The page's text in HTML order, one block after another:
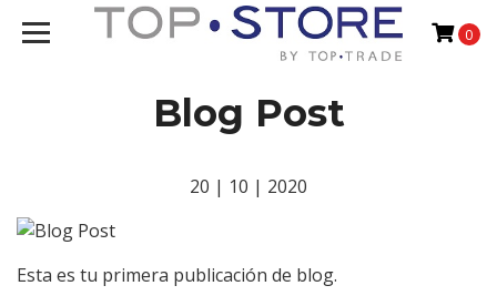
0
Blog Post
20 | 10 | 2020
Esta es tu primera publicación de blog.